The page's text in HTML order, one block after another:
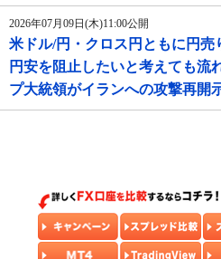
2026年07月09日(木)11:00公開
米ドル/円・クロス円ともに円
円安を阻止したいと考えても流
プ大統領がイランへの攻撃再開